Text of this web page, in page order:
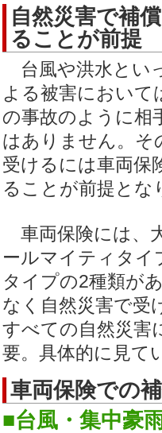
自然災害で補
ることが前提
台風や洪水とい
よる被害において
の事故のように相
はありません。そ
受けるには車両保
ることが前提とな
車両保険には、
ールマイティタイ
タイプの2種類が
なく自然災害で受
すべての自然災害
要。具体的に見て
車両保険での
■台風・集中豪